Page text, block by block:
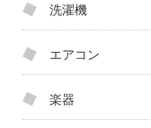
洗濯機
エアコン
楽器